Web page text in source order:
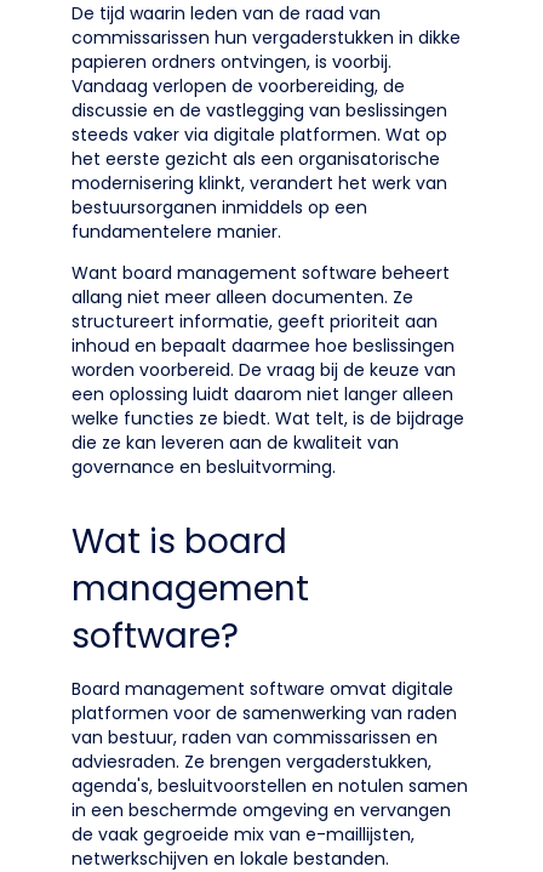
De tijd waarin leden van de raad van
commissarissen hun vergaderstukken in dikke
papieren ordners ontvingen, is voorbij.
Vandaag verlopen de voorbereiding, de
discussie en de vastlegging van beslissingen
steeds vaker via digitale platformen. Wat op
het eerste gezicht als een organisatorische
modernisering klinkt, verandert het werk van
bestuursorganen inmiddels op een
fundamentelere manier.
Want board management software beheert
allang niet meer alleen documenten. Ze
structureert informatie, geeft prioriteit aan
inhoud en bepaalt daarmee hoe beslissingen
worden voorbereid. De vraag bij de keuze van
een oplossing luidt daarom niet langer alleen
welke functies ze biedt. Wat telt, is de bijdrage
die ze kan leveren aan de kwaliteit van
governance en besluitvorming.
Wat is board
management
software?
Board management software omvat digitale
platformen voor de samenwerking van raden
van bestuur, raden van commissarissen en
adviesraden. Ze brengen vergaderstukken,
agenda's, besluitvoorstellen en notulen samen
in een beschermde omgeving en vervangen
de vaak gegroeide mix van e-maillijsten,
netwerkschijven en lokale bestanden.